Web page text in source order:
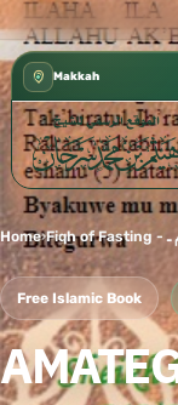
كتب الشيخ هيثم سرحان حفظه الله متوفرة مجانًا في ✦
Makkah
Home›
Free Islamic Book